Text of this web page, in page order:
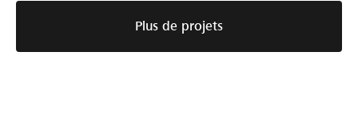
Plus de projets